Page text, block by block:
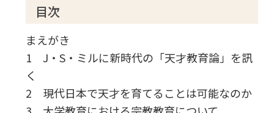
目次
まえがき
1 J・S・ミルに新時代の「天才教育論」を訊
く
2 現代日本で天才を育てることは可能なのか